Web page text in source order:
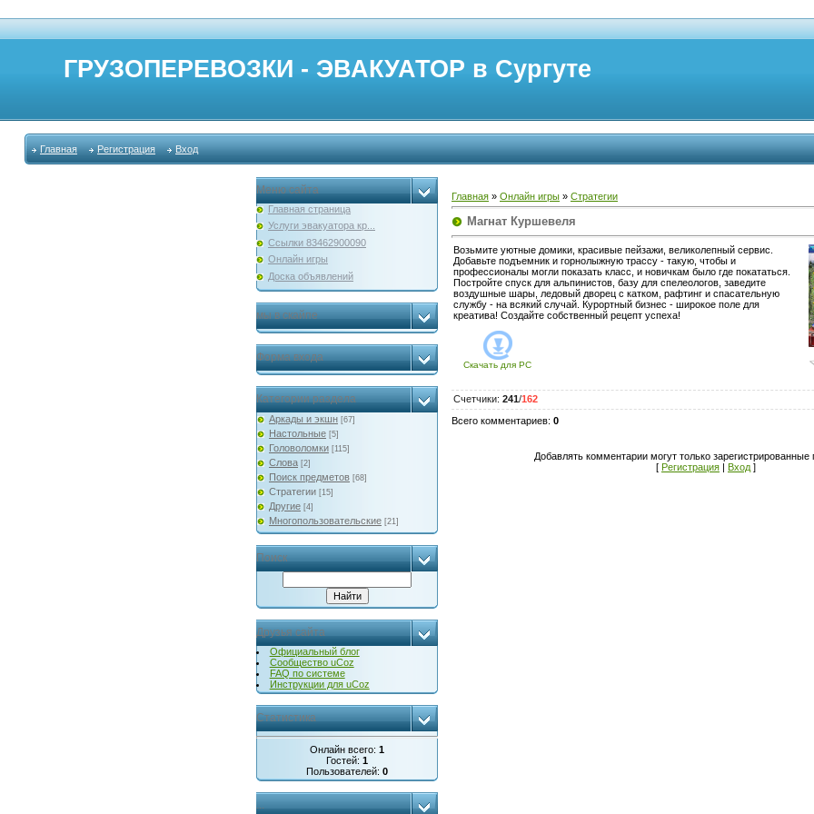
ГРУЗОПЕРЕВОЗКИ - ЭВАКУАТОР в Сургуте
Главная Регистрация Вход
Меню сайта
Главная страница
Услуги эвакуатора кр...
Ссылки 83462900090
Онлайн игры
Доска объявлений
мы в скайпе
Форма входа
Категории раздела
Аркады и экшн [67]
Настольные [5]
Головоломки [115]
Слова [2]
Поиск предметов [68]
Стратегии [15]
Другие [4]
Многопользовательские [21]
Поиск
Друзья сайта
Официальный блог
Сообщество uCoz
FAQ по системе
Инструкции для uCoz
Статистика
Онлайн всего: 1
Гостей: 1
Пользователей: 0
...
Главная » Онлайн игры » Стратегии
Магнат Куршевеля
Возьмите уютные домики, красивые пейзажи, великолепный сервис.
Добавьте подъемник и горнолыжную трассу - такую, чтобы и
профессионалы могли показать класс, и новичкам было где покататься.
Постройте спуск для альпинистов, базу для спелеологов, заведите
воздушные шары, ледовый дворец с катком, рафтинг и спасательную
службу - на всякий случай. Курортный бизнес - широкое поле для
креатива! Создайте собственный рецепт успеха!
Скачать для PC
Счетчики: 241/162
Всего комментариев: 0
Добавлять комментарии могут только зарегистрированные
[ Регистрация Вход ]